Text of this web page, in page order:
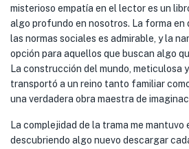
misterioso empatía en el lector es un
algo profundo en nosotros. La forma en
las normas sociales es admirable, y la
opción para aquellos que buscan algo
La construcción del mundo, meticulosa
transportó a un reino tanto familiar
una verdadera obra maestra de
La complejidad de la trama me mantuvo
descubriendo algo nuevo descargar